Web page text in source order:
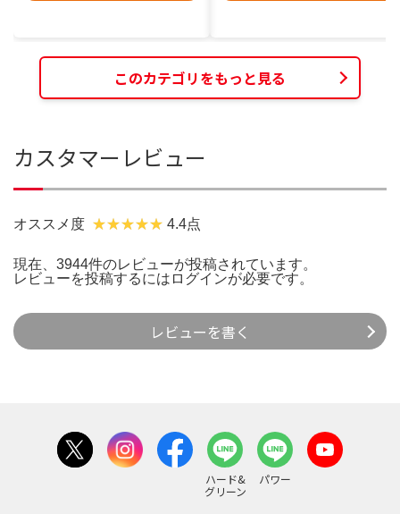
このカテゴリをもっと見る
カスタマーレビュー
オススメ度 4.4点
現在、3944件のレビューが投稿されています。
レビューを投稿するには ログインが必要です。
レビューを書く
ハード&
グリーン
パワー